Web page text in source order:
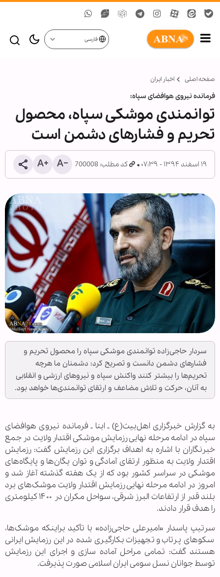
فارسی
صفحه اصلی اخبار ایران
فرمانده نیروی هوافضای سپاه:
توانمندی موشکی سپاه، محصول
تحریم و فشارهای دشمن است
۱۹ اسفند ۱۳۹۴ - ۰۷:۳۹ کد مطلب: 700008
سردار حاجی‌زاده توانمندی موشکی سپاه را محصول تحریم و
فشارهای دشمن دانست و تصریح کرد: دشمنان ما هرچه
تحریم‌‌ها را بیشتر کنند واکنش سپاه و نیروهای ارزشی و انقلابی
به آنان، حرکت و تلاش مضاعف و ارتقای توانمندی‌ها خواهد بود.
به گزارش خبرگزاری اهل‌بیت(ع) ـ ابنا ـ فرمانده نیروی هوافضای
سپاه در ادامه مرحله نهایی رزمایش موشکی اقتدار ولایت در جمع
خبرنگاران با اشاره به اهداف برگزاری این رزمایش گفت: رزمایش
اقتدار ولایت به منظور ارتقای آمادگی و توان یگان‌ها و پایگاه‌های
موشکی در سراسر کشور بود که از یک هفته گذشته آغاز شد و
امروز در ادامه مرحله نهایی رزمایش اقتدار ولایت موشک‌های برد
بلند قدر از ارتفاعات البرز شرقی، سواحل مکران در ۱۴۰۰ کیلومتری
را هدف قرار دادند.
سرتیپ پاسدار «امیرعلی حاجی‌زاده» با تأکید براینکه موشک‌ها،
سکوهای پرتاب و تجهیزات بکارگیری شده در این رزمایش ایرانی
هستند گفت: تمامی مراحل آماده سازی و اجرای این رزمایش
توسط جوانان نسل سومی ایران اسلامی صورت پذیرفت.